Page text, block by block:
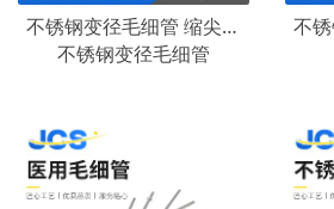
不锈钢变径毛细管 缩尖变径缩封口倒角滚花 开槽打孔折弯扩口翻边
不锈钢变径毛细管